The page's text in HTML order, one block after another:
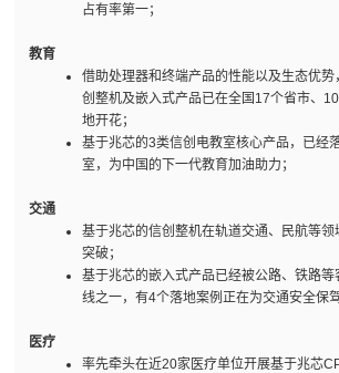
占有率第一；
教育
借助处理器和终端产品的性能以及生态优
创整机及嵌入式产品已在全国17个省市、
地开花；
基于兆芯的3类信创电教室核心产品，已经
室，为中国的下一代教育加油助力；
交通
基于兆芯的信创整机在轨道交通、民航等领
突破；
基于兆芯的嵌入式产品已经被公路、铁路
线之一，有4个落地案例正在为交通安全保驾
医疗
率先牵头在近20家医疗单位开展基于兆芯